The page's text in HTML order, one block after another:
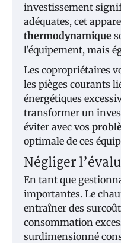
investissement
adéquates, cet
thermodynamique
l'équipement, mais
Les copropriétaires
les pièges courants
énergétiques
transformer un
éviter avec vos
optimale de ces
Négliger
En tant que
importantes. Le
entraîner des
consommation
surdimensionné